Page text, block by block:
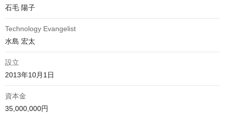
石毛 陽子
Technology Evangelist
水島 宏太
設立
2013年10月1日
資本金
35,000,000円